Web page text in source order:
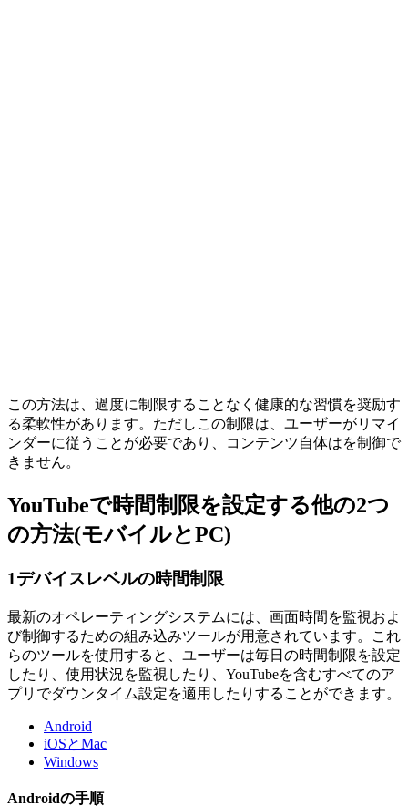
この方法は、過度に制限することなく健康的な習慣を奨励す
る柔軟性があります。ただしこの制限は、ユーザーがリマイ
ンダーに従うことが必要であり、コンテンツ自体はを制御で
きません。
YouTubeで時間制限を設定する他の2つ
の方法(モバイルとPC)
1デバイスレベルの時間制限
最新のオペレーティングシステムには、画面時間を監視およ
び制御するための組み込みツールが用意されています。これ
らのツールを使用すると、ユーザーは毎日の時間制限を設定
したり、使用状況を監視したり、YouTubeを含むすべてのア
プリでダウンタイム設定を適用したりすることができます。
Android
iOSとMac
Windows
Androidの手順